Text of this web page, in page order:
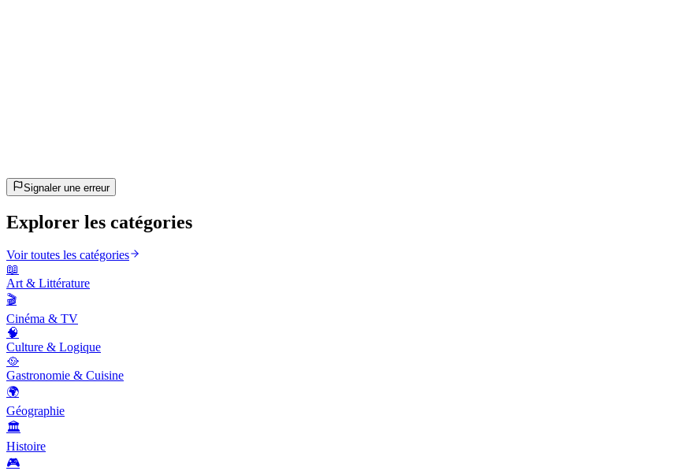
Signaler une erreur
Explorer les catégories
Voir toutes les catégories
📖
Art & Littérature
🎬
Cinéma & TV
🧠
Culture & Logique
🥘
Gastronomie & Cuisine
🌍
Géographie
🏛️
Histoire
🎮